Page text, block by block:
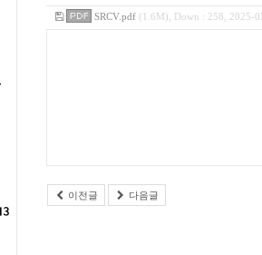
SRCV.pdf (1.6M), Down : 258, 2025-
이전글 다음글